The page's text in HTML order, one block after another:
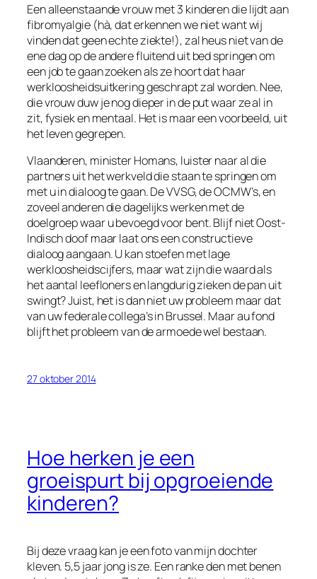
Een alleenstaande vrouw met 3 kinderen die lijdt aan
fibromyalgie (hà, dat erkennen we niet want wij
vinden dat geen echte ziekte!), zal heus niet van de
ene dag op de andere fluitend uit bed springen om
een job te gaan zoeken als ze hoort dat haar
werkloosheidsuitkering geschrapt zal worden. Nee,
die vrouw duw je nog dieper in de put waar ze al in
zit, fysiek en mentaal. Het is maar een voorbeeld, uit
het leven gegrepen.
Vlaanderen, minister Homans, luister naar al die
partners uit het werkveld die staan te springen om
met u in dialoog te gaan. De VVSG, de OCMW’s, en
zoveel anderen die dagelijks werken met de
doelgroep waar u bevoegd voor bent. Blijf niet Oost-
Indisch doof maar laat ons een constructieve
dialoog aangaan. U kan stoefen met lage
werkloosheidscijfers, maar wat zijn die waard als
het aantal leefloners en langdurig zieken de pan uit
swingt? Juist, het is dan niet uw probleem maar dat
van uw federale collega’s in Brussel. Maar au fond
blijft het probleem van de armoede wel bestaan.
27 oktober 2014
Hoe herken je een
groeispurt bij opgroeiende
kinderen?
Bij deze vraag kan je een foto van mijn dochter
kleven. 5,5 jaar jong is ze. Een ranke den met benen